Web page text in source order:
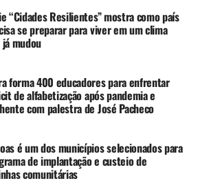
“Cidades Resilientes” mostra como país
se preparar para viver em um clima
mudou
forma 400 educadores para enfrentar
de alfabetização após pandemia e
com palestra de José Pacheco
é um dos municípios selecionados para
de implantação e custeio de
comunitárias